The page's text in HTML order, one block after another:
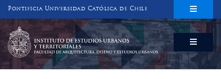
Pontificia Universidad Católica de Chile
INSTITUTO DE ESTUDIOS URBANOS
Y TERRITORIALES